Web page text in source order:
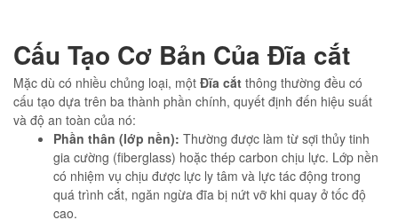
Cấu Tạo Cơ Bản Của Đĩa cắt
Mặc dù có nhiều chủng loại, một Đĩa cắt thông thường đều có
cấu tạo dựa trên ba thành phần chính, quyết định đến hiệu suất
và độ an toàn của nó:
Phần thân (lớp nền): Thường được làm từ sợi thủy tinh
gia cường (fiberglass) hoặc thép carbon chịu lực. Lớp nền
có nhiệm vụ chịu được lực ly tâm và lực tác động trong
quá trình cắt, ngăn ngừa đĩa bị nứt vỡ khi quay ở tốc độ
cao.